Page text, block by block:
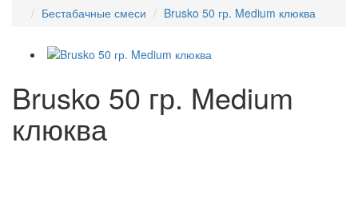
Бестабачные смеси
Brusko 50 гр. Medium клюква
Brusko 50 гр. Medium
клюква